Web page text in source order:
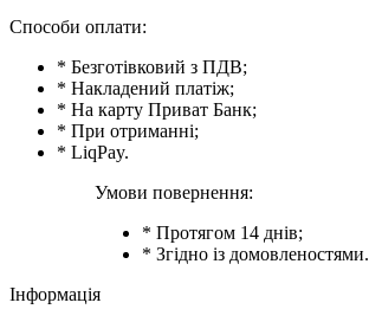
Способи оплати:
* Безготівковий з ПДВ;
* Накладений платіж;
* На карту Приват Банк;
* При отриманні;
* LiqPay.
Умови повернення:
* Протягом 14 днів;
* Згідно із домовленостями.
Інформація